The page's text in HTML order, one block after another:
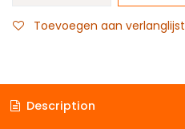
Toevoegen aan verlanglijst
Description